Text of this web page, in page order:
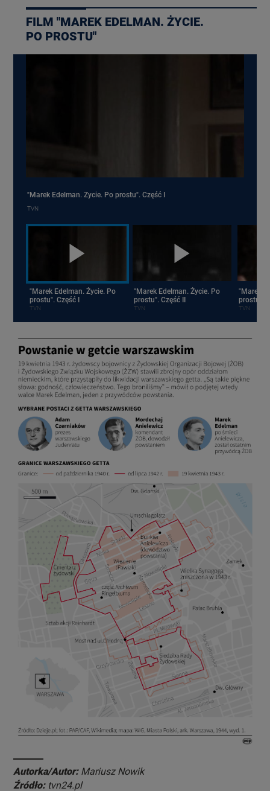
FILM "MAREK EDELMAN. ŻYCIE.
PO PROSTU"
"Marek Edelman. Życie. Po prostu". Część I
TVN
"Marek Edelman. Życie. Po
prostu". Część I
TVN
"Marek Edelman. Życie. Po
prostu". Część II
TVN
"Marek
prostu".
TVN
Autorka/Autor: Mariusz Nowik
Źródło: tvn24.pl